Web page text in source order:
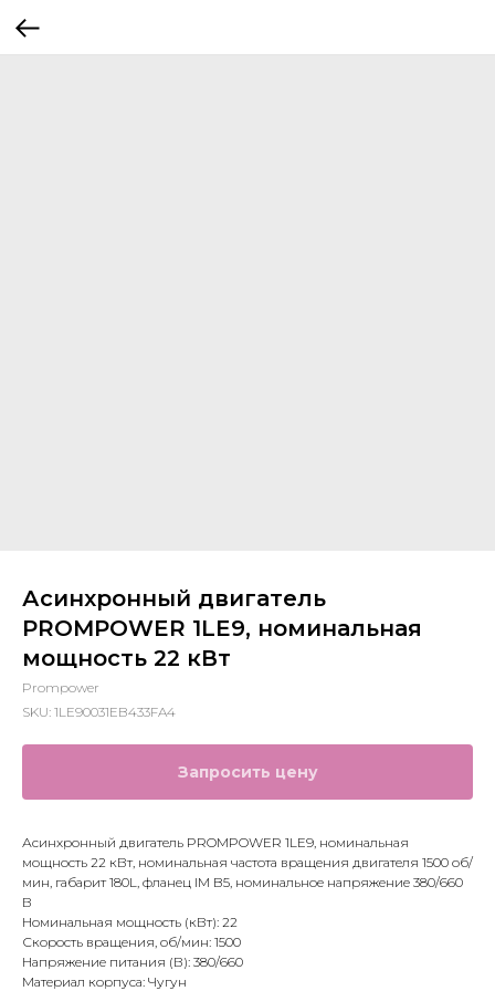
Асинхронный двигатель
PROMPOWER 1LE9, номинальная
мощность 22 кВт
Prompower
SKU: 1LE90031EB433FA4
Запросить цену
Асинхронный двигатель PROMPOWER 1LE9, номинальная
мощность 22 кВт, номинальная частота вращения двигателя 1500 об/
мин, габарит 180L, фланец IM B5, номинальное напряжение 380/660
В
Номинальная мощность (кВт): 22
Скорость вращения, об/мин: 1500
Напряжение питания (В): 380/660
Материал корпуса: Чугун